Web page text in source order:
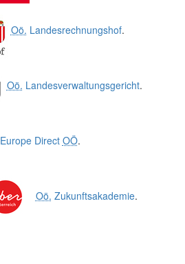
Oö. Landesrechnungshof.
Oö. Landesverwaltungsgericht.
Europe Direct OÖ.
Oö. Zukunftsakademie.